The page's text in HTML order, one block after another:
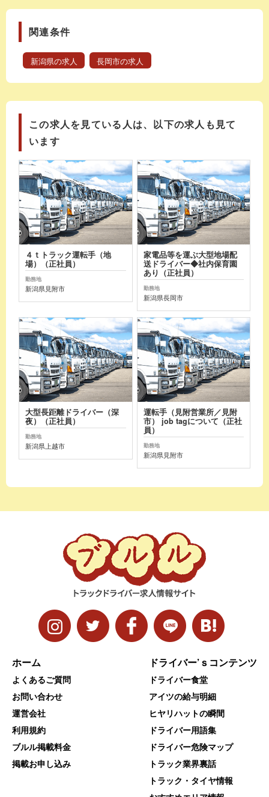
関連条件
新潟県の求人 長岡市の求人
この求人を見ている人は、以下の求人も見て
います
４ｔトラック運転手（地
場）（正社員）
勤務地
新潟県見附市
家電品等を運ぶ大型地場配
送ドライバー◆社内保育園
あり（正社員）
勤務地
新潟県長岡市
大型長距離ドライバー（深
夜）（正社員）
勤務地
新潟県上越市
運転手（見附営業所／見附
市） job tagについて（正社
員）
勤務地
新潟県見附市
ホーム
よくあるご質問
お問い合わせ
運営会社
利用規約
ブルル掲載料金
掲載お申し込み
ドライバー’ｓコンテンツ
ドライバー食堂
アイツの給与明細
ヒヤリハットの瞬間
ドライバー用語集
ドライバー危険マップ
トラック業界裏話
トラック・タイヤ情報